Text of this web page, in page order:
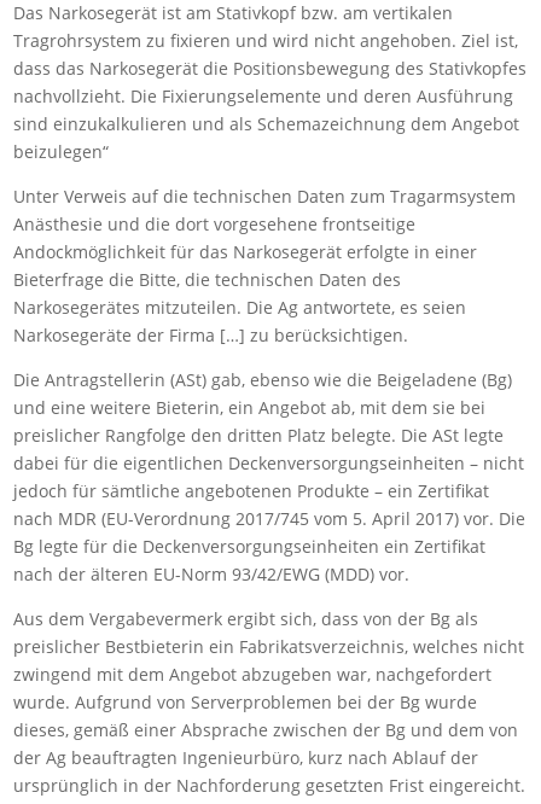
Das Narkosegerät ist am Stativkopf bzw. am vertikalen
Tragrohrsystem zu fixieren und wird nicht angehoben. Ziel ist,
dass das Narkosegerät die Positionsbewegung des Stativkopfes
nachvollzieht. Die Fixierungselemente und deren Ausführung
sind einzukalkulieren und als Schemazeichnung dem Angebot
beizulegen“
Unter Verweis auf die technischen Daten zum Tragarmsystem
Anästhesie und die dort vorgesehene frontseitige
Andockmöglichkeit für das Narkosegerät erfolgte in einer
Bieterfrage die Bitte, die technischen Daten des
Narkosegerätes mitzuteilen. Die Ag antwortete, es seien
Narkosegeräte der Firma […] zu berücksichtigen.
Die Antragstellerin (ASt) gab, ebenso wie die Beigeladene (Bg)
und eine weitere Bieterin, ein Angebot ab, mit dem sie bei
preislicher Rangfolge den dritten Platz belegte. Die ASt legte
dabei für die eigentlichen Deckenversorgungseinheiten – nicht
jedoch für sämtliche angebotenen Produkte – ein Zertifikat
nach MDR (EU-Verordnung 2017/745 vom 5. April 2017) vor. Die
Bg legte für die Deckenversorgungseinheiten ein Zertifikat
nach der älteren EU-Norm 93/42/EWG (MDD) vor.
Aus dem Vergabevermerk ergibt sich, dass von der Bg als
preislicher Bestbieterin ein Fabrikatsverzeichnis, welches nicht
zwingend mit dem Angebot abzugeben war, nachgefordert
wurde. Aufgrund von Serverproblemen bei der Bg wurde
dieses, gemäß einer Absprache zwischen der Bg und dem von
der Ag beauftragten Ingenieurbüro, kurz nach Ablauf der
ursprünglich in der Nachforderung gesetzten Frist eingereicht.